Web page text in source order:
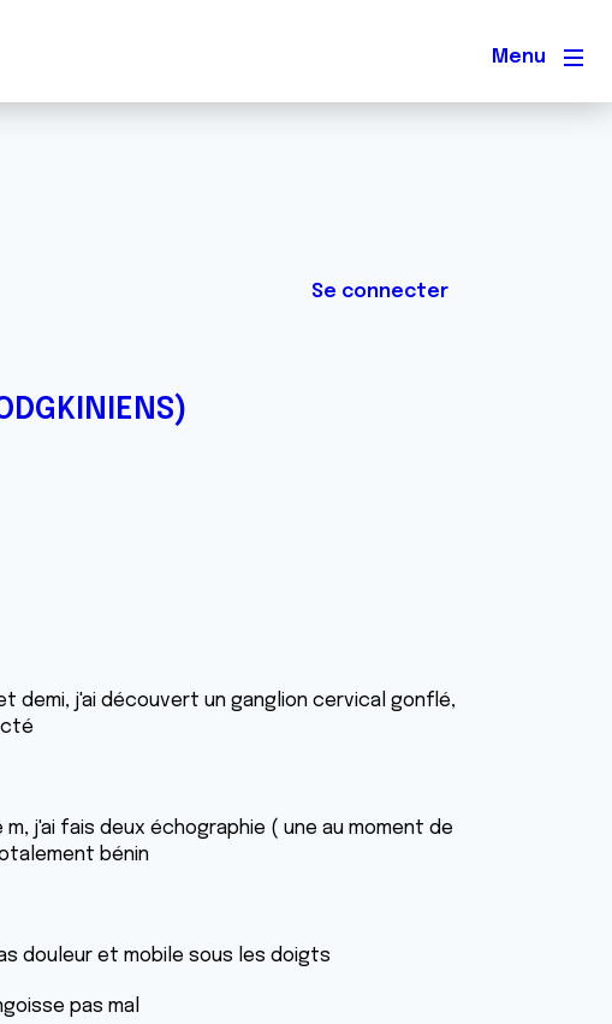
Menu
Se connecter
demi, j'ai découvert un ganglion cervical gonflé,
j'ai fais deux échographie ( une au moment de
bénin
douleur et mobile sous les doigts
pas mal